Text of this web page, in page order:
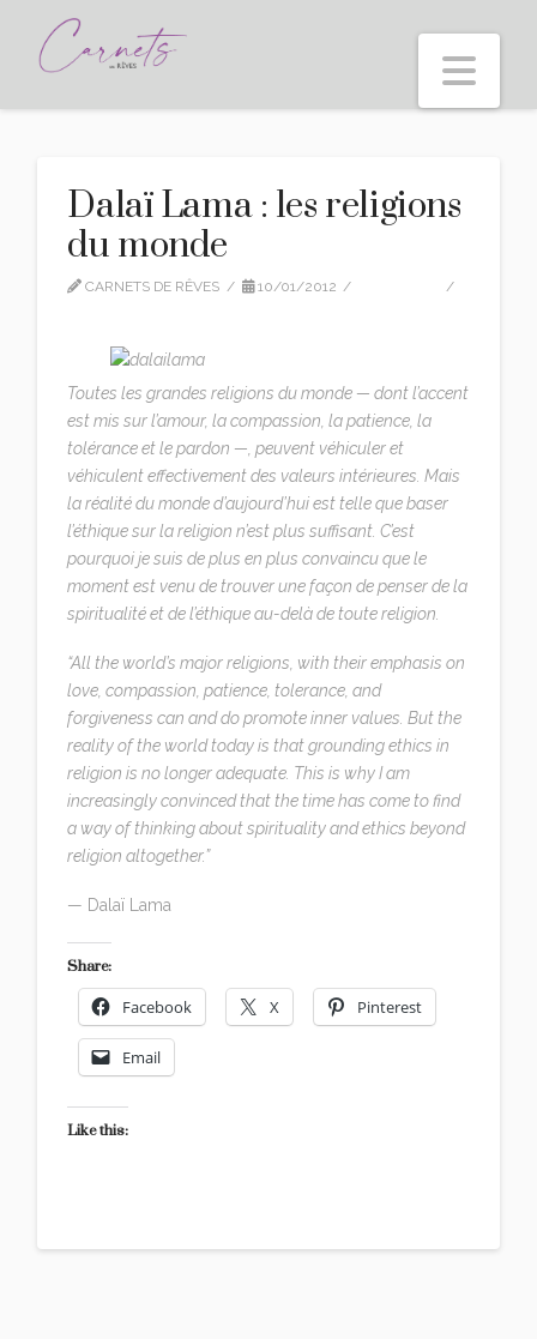
Dalaï Lama : les religions
du monde
CARNETS DE RÊVES 10/01/2012
Toutes les grandes religions du monde — dont l’accent
est mis sur l’amour, la compassion, la patience, la
tolérance et le pardon —, peuvent véhiculer et
véhiculent effectivement des valeurs intérieures. Mais
la réalité du monde d’aujourd’hui est telle que baser
l’éthique sur la religion n’est plus suffisant. C’est
pourquoi je suis de plus en plus convaincu que le
moment est venu de trouver une façon de penser de la
spiritualité et de l’éthique au-delà de toute religion.
“All the world’s major religions, with their emphasis on
love, compassion, patience, tolerance, and
forgiveness can and do promote inner values. But the
reality of the world today is that grounding ethics in
religion is no longer adequate. This is why I am
increasingly convinced that the time has come to find
a way of thinking about spirituality and ethics beyond
religion altogether.”
— Dalaï Lama
Share:
Facebook X Pinterest
Email
Like this: